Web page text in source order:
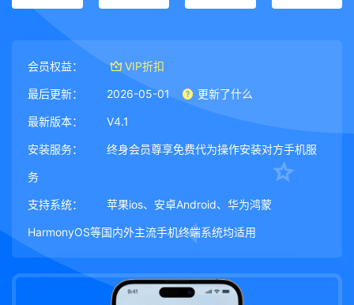
会员权益： VIP折扣
最后更新： 2026-05-01 更新了什么
最新版本： V4.1
安装服务： 终身会员尊享免费代为操作安装对方手机服
务
支持系统： 苹果ios、安卓Android、华为鸿蒙
HarmonyOS等国内外主流手机终端系统均适用